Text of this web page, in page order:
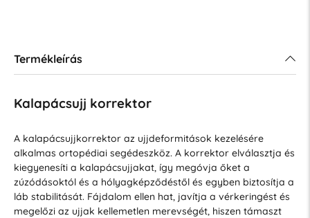
Termékleírás
Kalapácsujj korrektor
A kalapácsujjkorrektor az ujjdeformitások kezelésére
alkalmas ortopédiai segédeszköz. A korrektor elválasztja és
kiegyenesíti a kalapácsujjakat, így megóvja őket a
zúzódásoktól és a hólyagképződéstől és egyben biztosítja a
láb stabilitását. Fájdalom ellen hat, javítja a vérkeringést és
megelőzi az ujjak kellemetlen merevségét, hiszen támaszt